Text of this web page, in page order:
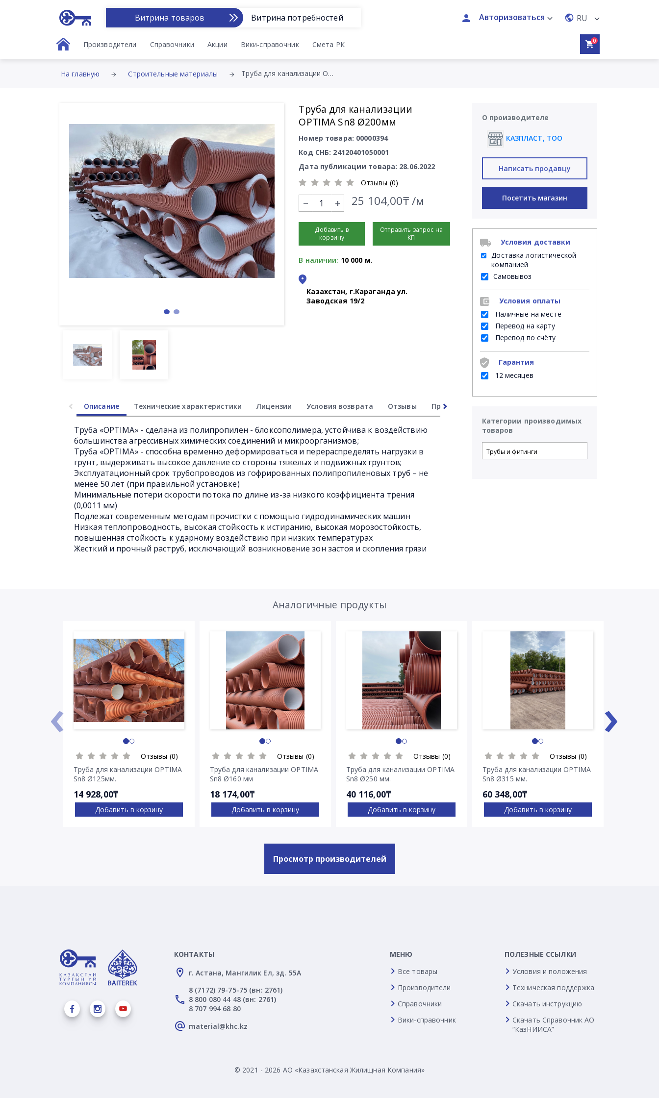
Витрина товаров Витрина потребностей Авторизоваться RU
Производители Справочники Акции Вики-справочник Смета РК 0
На главную Строительные материалы Труба для канализации OPTIMA Sn8 Ø200мм
Труба для канализации
OPTIMA Sn8 Ø200мм
Номер товара: 00000394
Код СНБ: 24120401050001
Дата публикации товара: 28.06.2022
Отзывы (0)
+ 25 104,00₸ /м
Добавить в
корзину
Отправить запрос на
КП
В наличии: 10 000 м.
Казахстан, г.Караганда ул.
Заводская 19/2
Описание Технические характеристики Лицензии Условия возврата Отзывы Прочее
Труба «OPTIMA» - сделана из полипропилен - блоксополимера, устойчива к воздействию
большинства агрессивных химических соединений и микроорганизмов;
Труба «OPTIMA» - способна временно деформироваться и перераспределять нагрузки в
грунт, выдерживать высокое давление со стороны тяжелых и подвижных грунтов;
Эксплуатационный срок трубопроводов из гофрированных полипропиленовых труб – не
менее 50 лет (при правильной установке)
Минимальные потери скорости потока по длине из-за низкого коэффициента трения
(0,0011 мм)
Подлежат современным методам прочистки с помощью гидродинамических машин
Низкая теплопроводность, высокая стойкость к истиранию, высокая морозостойкость,
повышенная стойкость к ударному воздействию при низких температурах
Жесткий и прочный раструб, исключающий возникновение зон застоя и скопления грязи
О производителе
КАЗПЛАСТ, ТОО
Написать продавцу
Посетить магазин
Условия доставки
Доставка логистической
компанией
Самовывоз
Условия оплаты
Наличные на месте
Перевод на карту
Перевод по счёту
Гарантия
12 месяцев
Категории производимых
товаров
Трубы и фитинги
Аналогичные продукты
Отзывы (0)
Труба для канализации OPTIMA
Sn8 Ø125мм.
14 928,00₸
Добавить в корзину
Отзывы (0)
Труба для канализации OPTIMA
Sn8 Ø160 мм
18 174,00₸
Добавить в корзину
Отзывы (0)
Труба для канализации OPTIMA
Sn8 Ø250 мм.
40 116,00₸
Добавить в корзину
Отзывы (0)
Труба для канализации OPTIMA
Sn8 Ø315 мм.
60 348,00₸
Добавить в корзину
‹ ›
Просмотр производителей
КОНТАКТЫ
г. Астана, Мангилик Ел, зд. 55А
8 (7172) 79-75-75 (вн: 2761)
8 800 080 44 48 (вн: 2761)
8 707 994 68 80
material@khc.kz
МЕНЮ
Все товары
Производители
Справочники
Вики-справочник
ПОЛЕЗНЫЕ ССЫЛКИ
Условия и положения
Техническая поддержка
Скачать инструкцию
Скачать Справочник АО
“КазНИИСА”
© 2021 - 2026 АО «Казахстанская Жилищная Компания»